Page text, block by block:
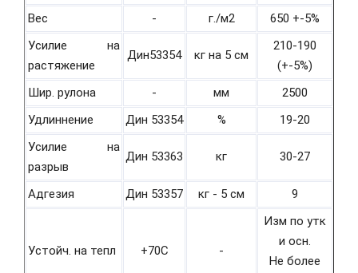
Вес
- г./м2
650 +-5%
Усилие на
растяжение
Дин53354 кг на 5 см
210-190
(+-5%)
Шир. рулона
- мм
2500
Удлиннение
Дин 53354 %
19-20
Усилие на
разрыв
Дин 53363 кг 30-27
Адгезия Дин 53357 кг - 5 см 9
Устойч. на тепл +70С -
Изм по утк
и осн.
Не более